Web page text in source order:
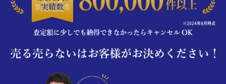
※2024年8月時点